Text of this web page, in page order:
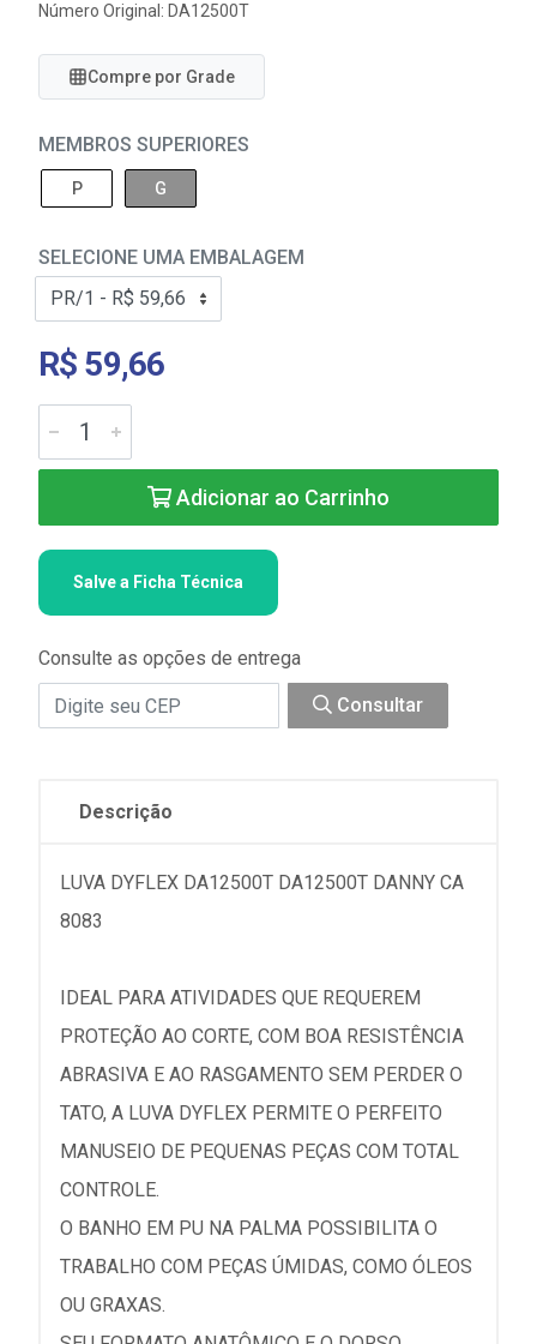
Número Original: DA12500T
Compre por Grade
MEMBROS SUPERIORES
P G
SELECIONE UMA EMBALAGEM
R$ 59,66
Adicionar ao Carrinho
Salve a Ficha Técnica
Consulte as opções de entrega
Consultar
Descrição
LUVA DYFLEX DA12500T DA12500T DANNY CA
8083
IDEAL PARA ATIVIDADES QUE REQUEREM
PROTEÇÃO AO CORTE, COM BOA RESISTÊNCIA
ABRASIVA E AO RASGAMENTO SEM PERDER O
TATO, A LUVA DYFLEX PERMITE O PERFEITO
MANUSEIO DE PEQUENAS PEÇAS COM TOTAL
CONTROLE.
O BANHO EM PU NA PALMA POSSIBILITA O
TRABALHO COM PEÇAS ÚMIDAS, COMO ÓLEOS
OU GRAXAS.